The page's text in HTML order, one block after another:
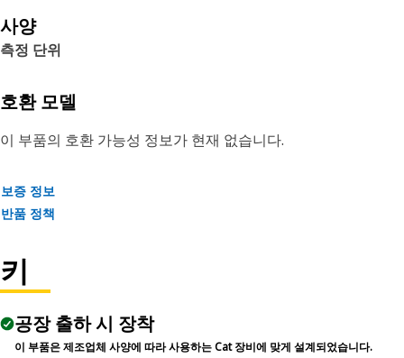
and consistent results during operation. As the wheel
rotates, it removes excess material, smooths uneven areas,
Attributes:
• Select these for welding shop tasks such as grinding and
smoothing fillets and corners, along with blending
• Suitable for internal grinding and working in confined
areas.
• Helps maintain consistent pressure during grinding
movement.
shaft grinders.
사양
측정 단위
호환 모델
이 부품의 호환 가능성 정보가 현재 없습니다.
보증 정보
반품 정책
키
공장 출하 시 장착
이 부품은 제조업체 사양에 따라 사용하는 Cat 장비에 맞게 설계되었습니다.